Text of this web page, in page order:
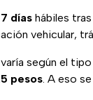
días hábiles
vehicular,
varía según el
pesos. A eso